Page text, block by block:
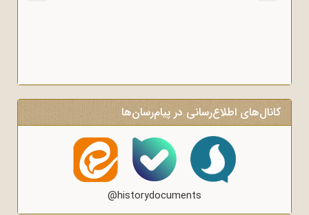
کانال‌های اطلاع‌رسانی در پیام‌رسان‌ها
@historydocuments